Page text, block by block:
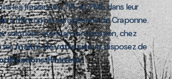
les freelances, TPE et PME dans leur
à Métropole européenne de Craponne.
solutions standard en location, chez
maître de votre siteet disposez de
illimitées.